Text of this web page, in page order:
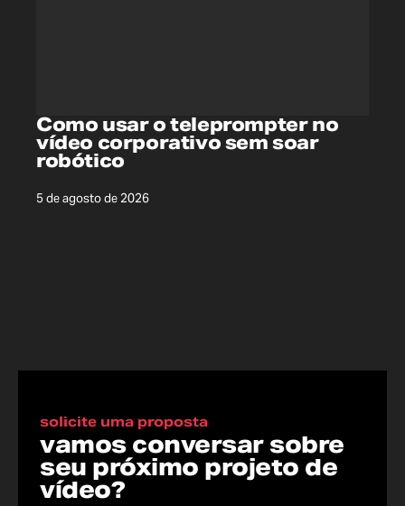
Como usar o teleprompter no
vídeo corporativo sem soar
robótico
5 de agosto de 2026
solicite uma proposta
vamos conversar sobre
seu próximo projeto de
vídeo?